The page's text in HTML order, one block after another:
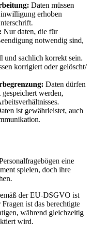
Daten müssen
erhoben
Nur daten, die für
notwendig sind,
und sachlich korrekt sein.
korrigiert oder gelöscht/
Daten dürfen
werden,
ist gewährleistet, auch
eine
spielen, doch ihre
der EU-DSGVO ist
ist das berechtigte
während gleichzeitig
wird.